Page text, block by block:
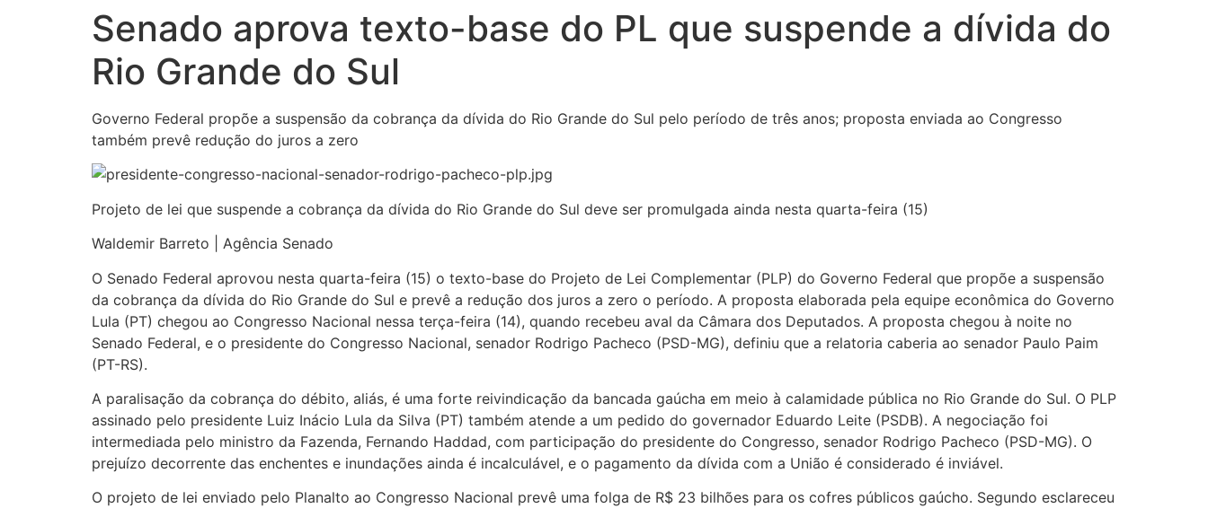
Senado aprova texto-base do PL que suspende a dívida do
Rio Grande do Sul
Governo Federal propõe a suspensão da cobrança da dívida do Rio Grande do Sul pelo período de três anos; proposta enviada ao Congresso
também prevê redução do juros a zero
Projeto de lei que suspende a cobrança da dívida do Rio Grande do Sul deve ser promulgada ainda nesta quarta-feira (15)
Waldemir Barreto | Agência Senado
O Senado Federal aprovou nesta quarta-feira (15) o texto-base do Projeto de Lei Complementar (PLP) do Governo Federal que propõe a suspensão
da cobrança da dívida do Rio Grande do Sul e prevê a redução dos juros a zero o período. A proposta elaborada pela equipe econômica do Governo
Lula (PT) chegou ao Congresso Nacional nessa terça-feira (14), quando recebeu aval da Câmara dos Deputados. A proposta chegou à noite no
Senado Federal, e o presidente do Congresso Nacional, senador Rodrigo Pacheco (PSD-MG), definiu que a relatoria caberia ao senador Paulo Paim
(PT-RS).
A paralisação da cobrança do débito, aliás, é uma forte reivindicação da bancada gaúcha em meio à calamidade pública no Rio Grande do Sul. O PLP
assinado pelo presidente Luiz Inácio Lula da Silva (PT) também atende a um pedido do governador Eduardo Leite (PSDB). A negociação foi
intermediada pelo ministro da Fazenda, Fernando Haddad, com participação do presidente do Congresso, senador Rodrigo Pacheco (PSD-MG). O
prejuízo decorrente das enchentes e inundações ainda é incalculável, e o pagamento da dívida com a União é considerado é inviável.
O projeto de lei enviado pelo Planalto ao Congresso Nacional prevê uma folga de R$ 23 bilhões para os cofres públicos gaúcho. Segundo esclareceu